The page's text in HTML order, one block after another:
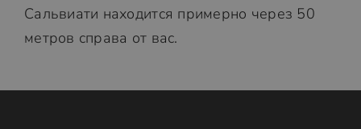
Сальвиати находится примерно через 50
метров справа от вас.